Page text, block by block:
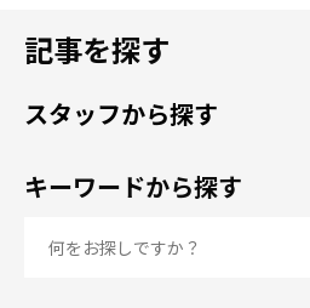
記事を探す
スタッフから探す
キーワードから探す